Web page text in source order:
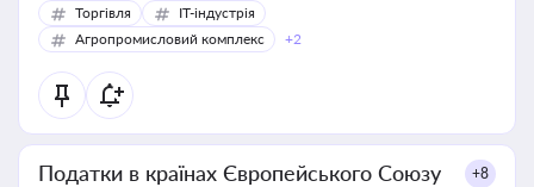
Торгівля
IT-індустрія
Агропромисловий комплекс
+2
Податки в країнах Європейського Союзу +8